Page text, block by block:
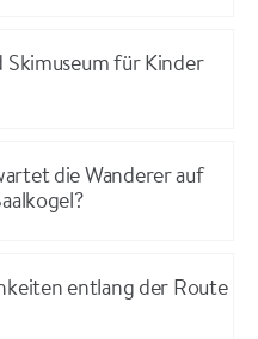
Skimuseum für Kinder
die Wanderer auf
entlang der Route